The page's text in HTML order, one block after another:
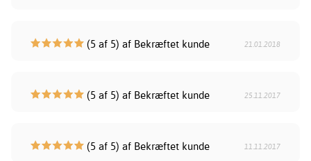
(5 af 5) af Bekræftet kunde 21.01.2018
(5 af 5) af Bekræftet kunde 25.11.2017
(5 af 5) af Bekræftet kunde 11.11.2017